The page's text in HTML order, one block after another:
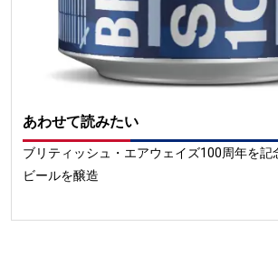
あわせて読みたい
ブリティッシュ・エアウェイズ100周年を記
ビールを醸造